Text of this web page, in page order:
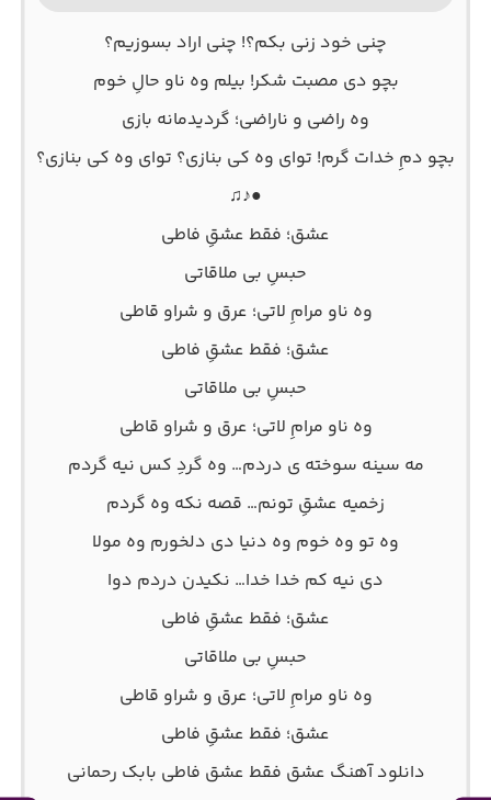
چنی خود زنی بکم؟! چنی اراد بسوزیم؟
بچو دی مصبت شکر! بیلم وه ناو حالِ خوم
وه راضی و ناراضی؛ گردیدمانه بازی
بچو دمِ خدات گرم! توای وه کی بنازی؟ توای وه کی بنازی؟
●♪♫
عشق؛ فقط عشقِ فاطی
حبسِ بی ملاقاتی
وه ناو مرامِ لاتی؛ عرق و شراو قاطی
عشق؛ فقط عشقِ فاطی
حبسِ بی ملاقاتی
وه ناو مرامِ لاتی؛ عرق و شراو قاطی
مه سینه سوخته ی دردم… وه گردِ کس نیه گردم
زخمیه عشقِ تونم… قصه نکه وه گردم
وه تو وه خوم وه دنیا دی دلخورم وه مولا
دی نیه کم خدا خدا… نکیدن دردم دوا
عشق؛ فقط عشقِ فاطی
حبسِ بی ملاقاتی
وه ناو مرامِ لاتی؛ عرق و شراو قاطی
عشق؛ فقط عشقِ فاطی
دانلود آهنگ عشق فقط عشق فاطی بابک رحمانی